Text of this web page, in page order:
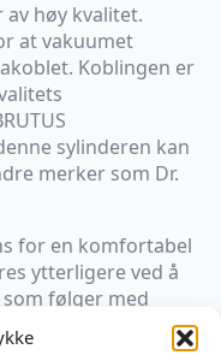
av høy kvalitet.
at vakuumet
Koblingen er
sylinderen kan
merker som Dr.
for en komfortabel
ytterligere ved å
følger med